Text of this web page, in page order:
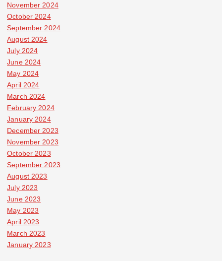
November 2024
October 2024
September 2024
August 2024
July 2024
June 2024
May 2024
April 2024
March 2024
February 2024
January 2024
December 2023
November 2023
October 2023
September 2023
August 2023
July 2023
June 2023
May 2023
April 2023
March 2023
January 2023